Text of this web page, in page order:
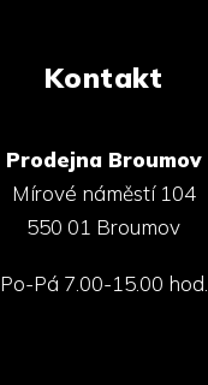
Kontakt
Prodejna Broumov
Mírové náměstí 104
550 01 Broumov
Po-Pá 7.00-15.00 hod.